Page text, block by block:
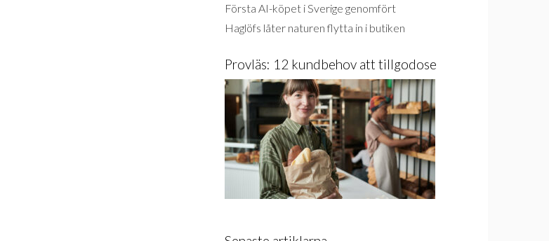
Första AI-köpet i Sverige genomfört
Haglöfs låter naturen flytta in i butiken
Provläs: 12 kundbehov att tillgodose